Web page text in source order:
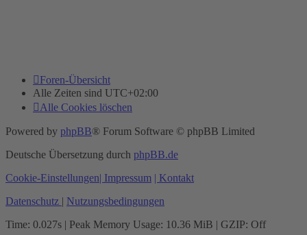
Foren-Übersicht
Alle Zeiten sind UTC+02:00
Alle Cookies löschen
Powered by phpBB® Forum Software © phpBB Limited
Deutsche Übersetzung durch phpBB.de
Cookie-Einstellungen| Impressum | Kontakt
Datenschutz | Nutzungsbedingungen
Time: 0.027s | Peak Memory Usage: 10.36 MiB | GZIP: Off